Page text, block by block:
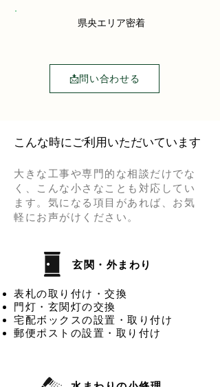
県央エリア密着
📩問い合わせる
こんな時にご利用いただいています
大きな工事や専門的な相談だけでな
く、こんな小さなことも対応してい
ます。気になる項目があれば、お気
軽にお声がけください。
玄関・外まわり
表札の取り付け・交換
門灯・玄関灯の交換
宅配ボックスの設置・取り付け
郵便ポストの設置・取り付け